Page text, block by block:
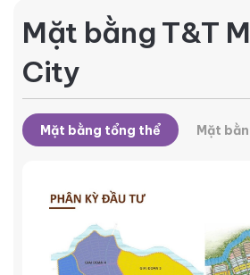
Mặt bằng T&T
City
Mặt bằng tổng thể Mặt